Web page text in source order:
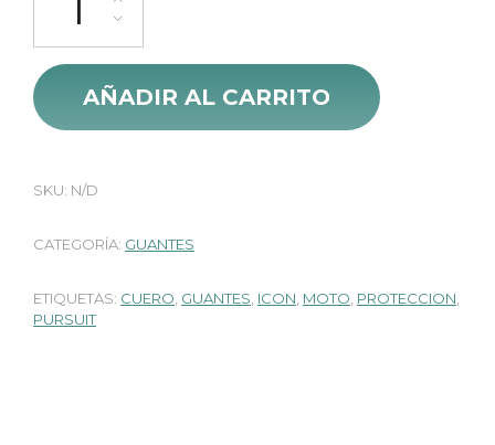
AÑADIR AL CARRITO
SKU: N/D
CATEGORÍA: GUANTES
ETIQUETAS: CUERO, GUANTES, ICON, MOTO, PROTECCION,
PURSUIT